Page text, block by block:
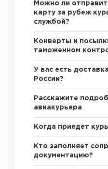
Можно ли
карту за рубеж
службой?
Конверты и
таможенном
У вас есть
России?
Расскажите
авиакурьера
Когда приедет
Кто заполняет
документацию?